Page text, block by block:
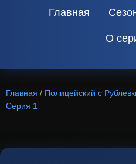
Главная
О
Главная / Полицейский с
Серия 1